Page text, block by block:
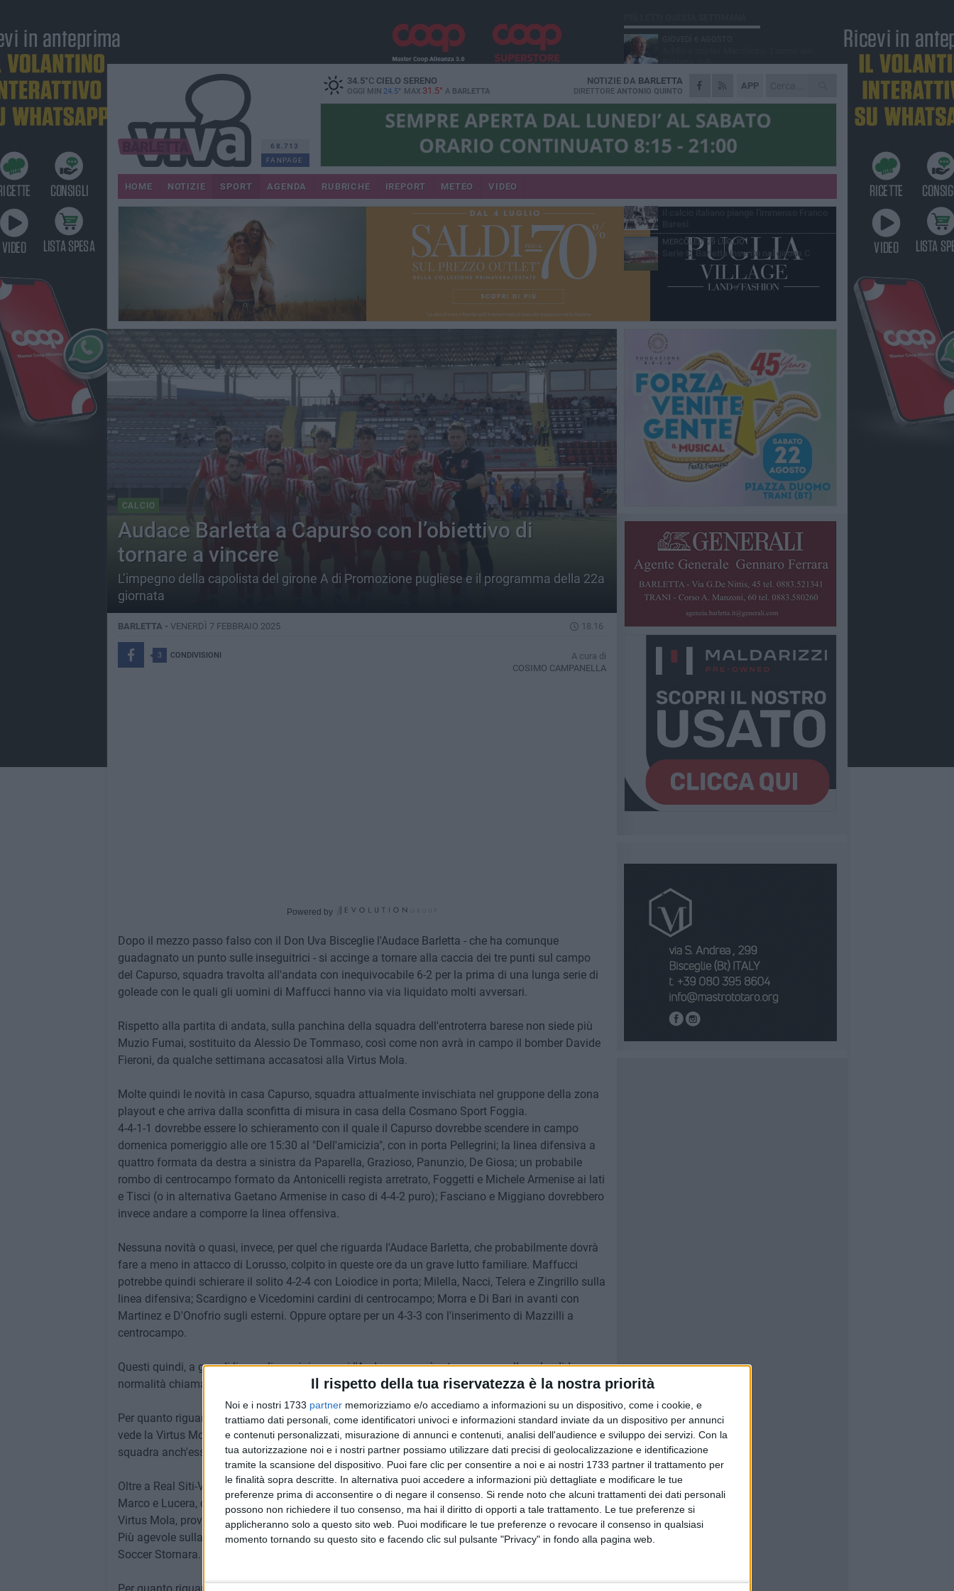
Il rispetto della tua riservatezza è la nostra priorità
Noi e i nostri 1733 partner memorizziamo e/o accediamo a informazioni su un dispositivo, come i cookie, e
trattiamo dati personali, come identificatori univoci e informazioni standard inviate da un dispositivo per annunci
e contenuti personalizzati, misurazione di annunci e contenuti, analisi dell'audience e sviluppo dei servizi. Con la
tua autorizzazione noi e i nostri partner possiamo utilizzare dati precisi di geolocalizzazione e identificazione
tramite la scansione del dispositivo. Puoi fare clic per consentire a noi e ai nostri 1733 partner il trattamento per
le finalità sopra descritte. In alternativa puoi accedere a informazioni più dettagliate e modificare le tue
preferenze prima di acconsentire o di negare il consenso. Si rende noto che alcuni trattamenti dei dati personali
possono non richiedere il tuo consenso, ma hai il diritto di opporti a tale trattamento. Le tue preferenze si
applicheranno solo a questo sito web. Puoi modificare le tue preferenze o revocare il consenso in qualsiasi
momento tornando su questo sito e facendo clic sul pulsante "Privacy" in fondo alla pagina web.
68.713
FANPAGE
34.5°CCIELO SERENO
OGGI MIN 24.5° MAX 31.5° A BARLETTA
APP
NOTIZIE DA BARLETTA
DIRETTORE ANTONIO QUINTO
HOME NOTIZIE SPORT AGENDA RUBRICHE IREPORT METEO VIDEO
CALCIO
Audace Barletta a Capurso con l’obiettivo di
tornare a vincere
L’impegno della capolista del girone A di Promozione pugliese e il programma della 22a
giornata
BARLETTA - VENERDÌ 7 FEBBRAIO 2025 18.16
3 CONDIVISIONI
A cura di
COSIMO CAMPANELLA
Powered by
Dopo il mezzo passo falso con il Don Uva Bisceglie l'Audace Barletta - che ha comunque
guadagnato un punto sulle inseguitrici - si accinge a tornare alla caccia dei tre punti sul campo
del Capurso, squadra travolta all'andata con inequivocabile 6-2 per la prima di una lunga serie di
goleade con le quali gli uomini di Maffucci hanno via via liquidato molti avversari.
Rispetto alla partita di andata, sulla panchina della squadra dell'entroterra barese non siede più
Muzio Fumai, sostituito da Alessio De Tommaso, così come non avrà in campo il bomber Davide
Fieroni, da qualche settimana accasatosi alla Virtus Mola.
Molte quindi le novità in casa Capurso, squadra attualmente invischiata nel gruppone della zona
playout e che arriva dalla sconfitta di misura in casa della Cosmano Sport Foggia.
4-4-1-1 dovrebbe essere lo schieramento con il quale il Capurso dovrebbe scendere in campo
domenica pomeriggio alle ore 15:30 al "Dell'amicizia", con in porta Pellegrini; la linea difensiva a
quattro formata da destra a sinistra da Paparella, Grazioso, Panunzio, De Giosa; un probabile
rombo di centrocampo formato da Antonicelli regista arretrato, Foggetti e Michele Armenise ai lati
e Tisci (o in alternativa Gaetano Armenise in caso di 4-4-2 puro); Fasciano e Miggiano dovrebbero
invece andare a comporre la linea offensiva.
Nessuna novità o quasi, invece, per quel che riguarda l'Audace Barletta, che probabilmente dovrà
fare a meno in attacco di Lorusso, colpito in queste ore da un grave lutto familiare. Maffucci
potrebbe quindi schierare il solito 4-2-4 con Loiodice in porta; Milella, Nacci, Telera e Zingrillo sulla
linea difensiva; Scardigno e Vicedomini cardini di centrocampo; Morra e Di Bari in avanti con
Martinez e D'Onofrio sugli esterni. Oppure optare per un 4-3-3 con l'inserimento di Mazzilli a
centrocampo.
Questi quindi, a grandi linee, gli uomini con cui l'Audace proverà a tornare a quella splendida
normalità chiamata vittoria, e a continuare la fuga verso l'Eccellenza.
Per quanto riguarda invece le inseguitrici, il 22esimo turno del girone A di Promozione pugliese
vede la Virtus Mola seconda in classifica impegnata in trasferta sul difficile campo del Real Siti,
squadra anch'essa impelagata nelle sabbie mobili della zona playout.
Oltre a Real Siti-Virtus Mola, la giornata prevede inoltre uno stuzzicante derby dauno tra San
Marco e Lucera, con i padroni di casa che sull'onda dell'entusiasmo del 4-1 rifilato a domicilio alla
Virtus Mola, proveranno ad insidiarne il secondo posto in classifica.
Più agevole sulla carta invece il compito della Virtus Palese, che al "Gioacchino Lovero" ospita il
Soccer Stornara.
Barletta in B
SABATO 1 AGOSTO
Poker di Da Silva, Barletta batte Soccer
Trani 4-1 in amichevole
VENERDÌ 31 LUGLIO
prime otto giornate di campionato.
Barletta 1922: un avvio tostissimo e
VENERDÌ 31 LUGLIO
MERCOLEDÌ 29 LUGLIO
Serie C, Barletta inserito nel girone C